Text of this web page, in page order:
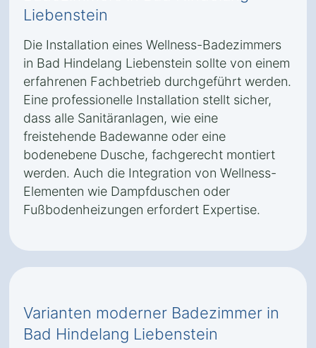
Liebenstein
Die Installation eines Wellness-Badezimmers
in Bad Hindelang Liebenstein sollte von einem
erfahrenen Fachbetrieb durchgeführt werden.
Eine professionelle Installation stellt sicher,
dass alle Sanitäranlagen, wie eine
freistehende Badewanne oder eine
bodenebene Dusche, fachgerecht montiert
werden. Auch die Integration von Wellness-
Elementen wie Dampfduschen oder
Fußbodenheizungen erfordert Expertise.
Varianten moderner Badezimmer in
Bad Hindelang Liebenstein